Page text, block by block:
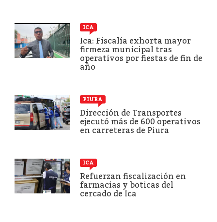
ICA
Ica: Fiscalía exhorta mayor
firmeza municipal tras
operativos por fiestas de fin de
año
PIURA
Dirección de Transportes
ejecutó más de 600 operativos
en carreteras de Piura
ICA
Refuerzan fiscalización en
farmacias y boticas del
cercado de Ica